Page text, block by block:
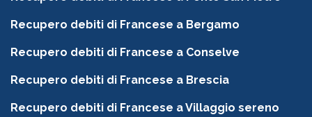
Recupero debiti di Francese a Bergamo
Recupero debiti di Francese a Conselve
Recupero debiti di Francese a Brescia
Recupero debiti di Francese a Villaggio sereno